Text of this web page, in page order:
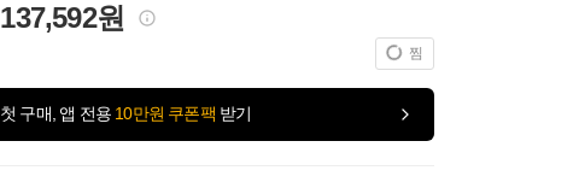
137,592원
찜
첫 구매, 앱 전용 10만원 쿠폰팩 받기